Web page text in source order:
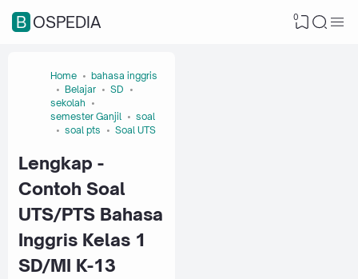
BOSPEDIA 0
Home
bahasa inggris
Belajar
SD
sekolah
semester Ganjil
soal
soal pts
Soal UTS
Lengkap -
Contoh Soal
UTS/PTS Bahasa
Inggris Kelas 1
SD/MI K-13